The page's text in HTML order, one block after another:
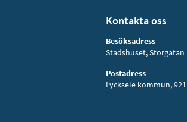
Kontakta oss
Besöksadress
Stadshuset, Storgatan
Postadress
Lycksele kommun,